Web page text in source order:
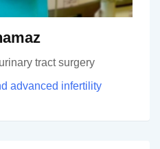
tract surgery
advanced infertility